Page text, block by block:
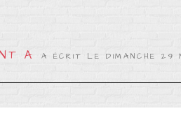
A A ÉCRIT LE DIMANCHE 29